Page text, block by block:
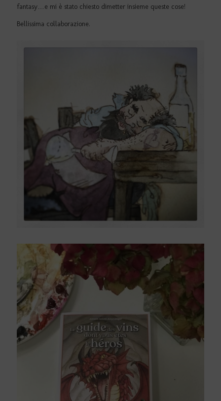
fantasy…e mi è stato chiesto dimetter insieme queste cose!
Bellissima collaborazione.